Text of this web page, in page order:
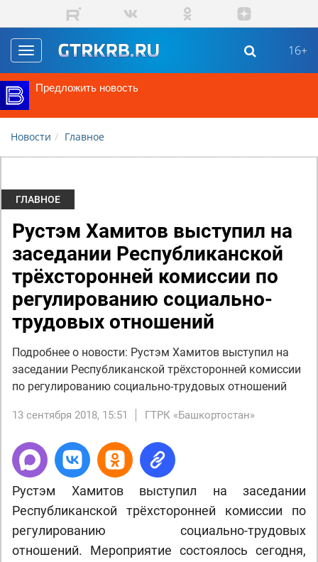
Перейти к основному содержанию
Toggle
navigation
16+
Предложить новость
Новости Главное
ГЛАВНОЕ
Рустэм Хамитов выступил на
заседании Республиканской
трёхсторонней комиссии по
регулированию социально-
трудовых отношений
Подробнее о новости: Рустэм Хамитов выступил на
заседании Республиканской трёхсторонней комиссии
по регулированию социально-трудовых отношений
13 сентября 2018, 15:51 ГТРК «Башкортостан»
Рустэм Хамитов выступил на заседании
Республиканской трёхсторонней комиссии по
регулированию социально-трудовых
отношений. Мероприятие состоялось сегодня,